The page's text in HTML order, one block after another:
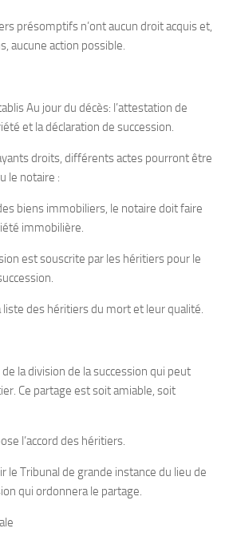
présomptifs n’ont aucun droit acquis et,
aucune action possible.
Au jour du décès: l’attestation de
et la déclaration de succession.
droits, différents actes pourront être
le notaire :
biens immobiliers, le notaire doit faire
immobilière.
est souscrite par les héritiers pour le
liste des héritiers du mort et leur qualité.
de la division de la succession qui peut
Ce partage est soit amiable, soit
l’accord des héritiers.
le Tribunal de grande instance du lieu de
qui ordonnera le partage.